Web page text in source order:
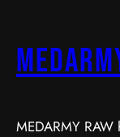
MEDARMY